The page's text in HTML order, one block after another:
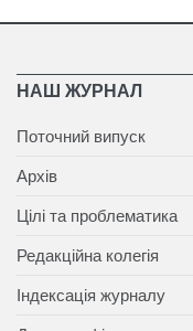
НАШ ЖУРНАЛ
Поточний випуск
Архів
Цілі та проблематика
Редакційна колегія
Індексація журналу